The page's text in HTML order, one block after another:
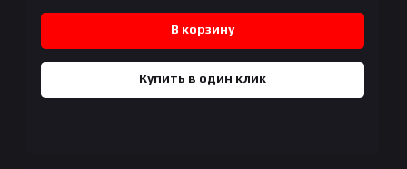
В корзину
Купить в один клик